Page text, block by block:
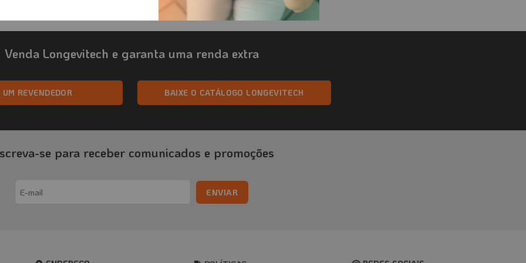
Venda Longevitech e garanta uma renda extra
REVENDEDOR BAIXE O CATÁLOGO LONGEVITECH
se para receber comunicados e promoções